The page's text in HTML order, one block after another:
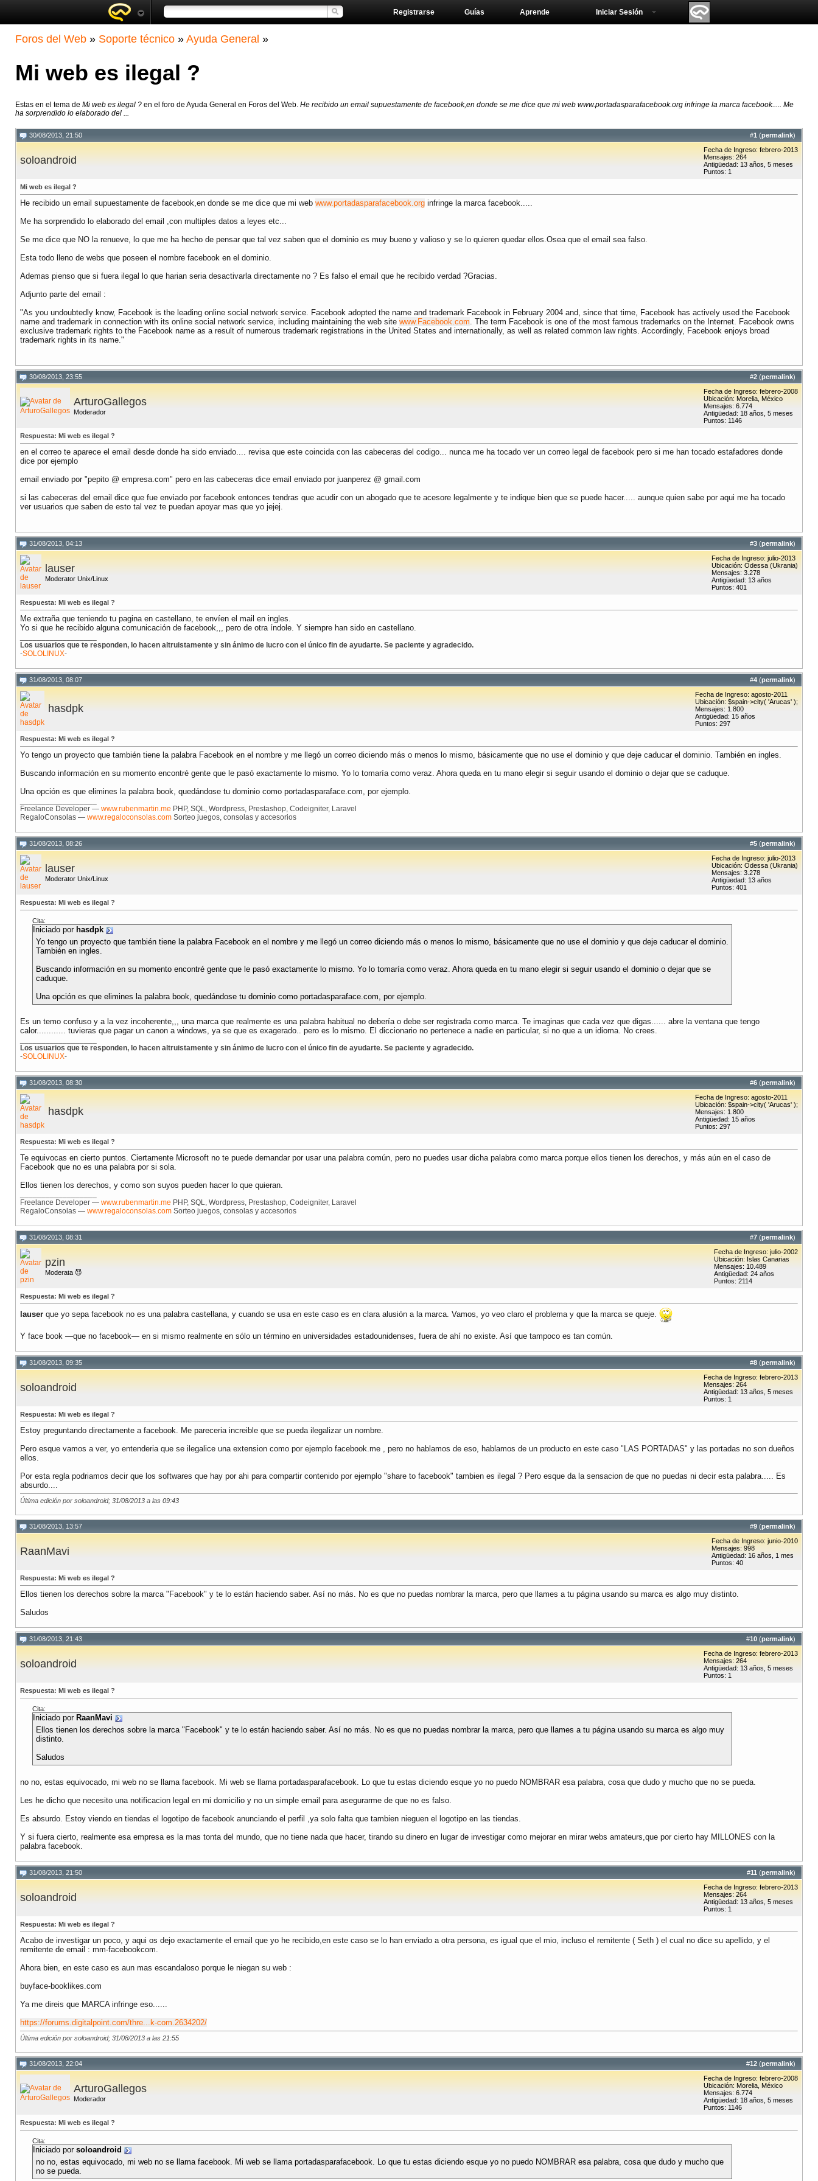
Aprende
Guías
Registrarse Iniciar Sesión
Foros del Web » Soporte técnico » Ayuda General »
Mi web es ilegal ?
Estas en el tema de Mi web es ilegal ? en el foro de Ayuda General en Foros del Web. He recibido un email supuestamente de facebook,en donde se me dice que mi web www.portadasparafacebook.org infringe la marca facebook..... Me
ha sorprendido lo elaborado del ...
#1 (permalink)
30/08/2013, 21:50
soloandroid
Fecha de Ingreso: febrero-2013
Mensajes: 264
Antigüedad: 13 años, 5 meses
Puntos: 1
Mi web es ilegal ?
He recibido un email supuestamente de facebook,en donde se me dice que mi web www.portadasparafacebook.org infringe la marca facebook.....
Me ha sorprendido lo elaborado del email ,con multiples datos a leyes etc...
Se me dice que NO la renueve, lo que me ha hecho de pensar que tal vez saben que el dominio es muy bueno y valioso y se lo quieren quedar ellos.Osea que el email sea falso.
Esta todo lleno de webs que poseen el nombre facebook en el dominio.
Ademas pienso que si fuera ilegal lo que harian seria desactivarla directamente no ? Es falso el email que he recibido verdad ?Gracias.
Adjunto parte del email :
"As you undoubtedly know, Facebook is the leading online social network service. Facebook adopted the name and trademark Facebook in February 2004 and, since that time, Facebook has actively used the Facebook
name and trademark in connection with its online social network service, including maintaining the web site www.Facebook.com. The term Facebook is one of the most famous trademarks on the Internet. Facebook owns
exclusive trademark rights to the Facebook name as a result of numerous trademark registrations in the United States and internationally, as well as related common law rights. Accordingly, Facebook enjoys broad
trademark rights in its name."
#2 (permalink)
30/08/2013, 23:55
ArturoGallegos
Moderador
Fecha de Ingreso: febrero-2008
Ubicación: Morelia, México
Mensajes: 6.774
Antigüedad: 18 años, 5 meses
Puntos: 1146
Respuesta: Mi web es ilegal ?
en el correo te aparece el email desde donde ha sido enviado.... revisa que este coincida con las cabeceras del codigo... nunca me ha tocado ver un correo legal de facebook pero si me han tocado estafadores donde
dice por ejemplo
email enviado por "pepito @ empresa.com" pero en las cabeceras dice email enviado por juanperez @ gmail.com
si las cabeceras del email dice que fue enviado por facebook entonces tendras que acudir con un abogado que te acesore legalmente y te indique bien que se puede hacer..... aunque quien sabe por aqui me ha tocado
ver usuarios que saben de esto tal vez te puedan apoyar mas que yo jejej.
#3 (permalink)
31/08/2013, 04:13
lauser
Moderator Unix/Linux
Fecha de Ingreso: julio-2013
Ubicación: Odessa (Ukrania)
Mensajes: 3.278
Antigüedad: 13 años
Puntos: 401
Respuesta: Mi web es ilegal ?
Me extraña que teniendo tu pagina en castellano, te envíen el mail en ingles.
Yo si que he recibido alguna comunicación de facebook,,, pero de otra índole. Y siempre han sido en castellano.
Los usuarios que te responden, lo hacen altruistamente y sin ánimo de lucro con el único fin de ayudarte. Se paciente y agradecido.
-SOLOLINUX-
#4 (permalink)
31/08/2013, 08:07
hasdpk
Fecha de Ingreso: agosto-2011
Ubicación: $spain->city( 'Arucas' );
Mensajes: 1.800
Antigüedad: 15 años
Puntos: 297
Respuesta: Mi web es ilegal ?
Yo tengo un proyecto que también tiene la palabra Facebook en el nombre y me llegó un correo diciendo más o menos lo mismo, básicamente que no use el dominio y que deje caducar el dominio. También en ingles.
Buscando información en su momento encontré gente que le pasó exactamente lo mismo. Yo lo tomaría como veraz. Ahora queda en tu mano elegir si seguir usando el dominio o dejar que se caduque.
Una opción es que elimines la palabra book, quedándose tu dominio como portadasparaface.com, por ejemplo.
Freelance Developer — www.rubenmartin.me PHP, SQL, Wordpress, Prestashop, Codeigniter, Laravel
RegaloConsolas — www.regaloconsolas.com Sorteo juegos, consolas y accesorios
#5 (permalink)
31/08/2013, 08:26
lauser
Moderator Unix/Linux
Fecha de Ingreso: julio-2013
Ubicación: Odessa (Ukrania)
Mensajes: 3.278
Antigüedad: 13 años
Puntos: 401
Respuesta: Mi web es ilegal ?
Cita:
Iniciado por hasdpk
Yo tengo un proyecto que también tiene la palabra Facebook en el nombre y me llegó un correo diciendo más o menos lo mismo, básicamente que no use el dominio y que deje caducar el dominio.
También en ingles.
Buscando información en su momento encontré gente que le pasó exactamente lo mismo. Yo lo tomaría como veraz. Ahora queda en tu mano elegir si seguir usando el dominio o dejar que se
caduque.
Una opción es que elimines la palabra book, quedándose tu dominio como portadasparaface.com, por ejemplo.
Es un temo confuso y a la vez incoherente,,, una marca que realmente es una palabra habitual no debería o debe ser registrada como marca. Te imaginas que cada vez que digas...... abre la ventana que tengo
calor............ tuvieras que pagar un canon a windows, ya se que es exagerado.. pero es lo mismo. El diccionario no pertenece a nadie en particular, si no que a un idioma. No crees.
Los usuarios que te responden, lo hacen altruistamente y sin ánimo de lucro con el único fin de ayudarte. Se paciente y agradecido.
-SOLOLINUX-
#6 (permalink)
31/08/2013, 08:30
hasdpk
Fecha de Ingreso: agosto-2011
Ubicación: $spain->city( 'Arucas' );
Mensajes: 1.800
Antigüedad: 15 años
Puntos: 297
Respuesta: Mi web es ilegal ?
Te equivocas en cierto puntos. Ciertamente Microsoft no te puede demandar por usar una palabra común, pero no puedes usar dicha palabra como marca porque ellos tienen los derechos, y más aún en el caso de
Facebook que no es una palabra por si sola.
Ellos tienen los derechos, y como son suyos pueden hacer lo que quieran.
Freelance Developer — www.rubenmartin.me PHP, SQL, Wordpress, Prestashop, Codeigniter, Laravel
RegaloConsolas — www.regaloconsolas.com Sorteo juegos, consolas y accesorios
#7 (permalink)
31/08/2013, 08:31
pzin
Moderata 😈
Fecha de Ingreso: julio-2002
Ubicación: Islas Canarias
Mensajes: 10.489
Antigüedad: 24 años
Puntos: 2114
Respuesta: Mi web es ilegal ?
lauser que yo sepa facebook no es una palabra castellana, y cuando se usa en este caso es en clara alusión a la marca. Vamos, yo veo claro el problema y que la marca se queje.
Y face book —que no facebook— en si mismo realmente en sólo un término en universidades estadounidenses, fuera de ahí no existe. Así que tampoco es tan común.
#8 (permalink)
31/08/2013, 09:35
soloandroid
Fecha de Ingreso: febrero-2013
Mensajes: 264
Antigüedad: 13 años, 5 meses
Puntos: 1
Respuesta: Mi web es ilegal ?
Estoy preguntando directamente a facebook. Me pareceria increible que se pueda ilegalizar un nombre.
Pero esque vamos a ver, yo entenderia que se ilegalice una extension como por ejemplo facebook.me , pero no hablamos de eso, hablamos de un producto en este caso "LAS PORTADAS" y las portadas no son dueños
ellos.
Por esta regla podriamos decir que los softwares que hay por ahi para compartir contenido por ejemplo "share to facebook" tambien es ilegal ? Pero esque da la sensacion de que no puedas ni decir esta palabra..... Es
absurdo....
Última edición por soloandroid; 31/08/2013 a las 09:43
#9 (permalink)
31/08/2013, 13:57
RaanMavi
Fecha de Ingreso: junio-2010
Mensajes: 998
Antigüedad: 16 años, 1 mes
Puntos: 40
Respuesta: Mi web es ilegal ?
Ellos tienen los derechos sobre la marca "Facebook" y te lo están haciendo saber. Así no más. No es que no puedas nombrar la marca, pero que llames a tu página usando su marca es algo muy distinto.
Saludos
#10 (permalink)
31/08/2013, 21:43
soloandroid
Fecha de Ingreso: febrero-2013
Mensajes: 264
Antigüedad: 13 años, 5 meses
Puntos: 1
Respuesta: Mi web es ilegal ?
Cita:
Iniciado por RaanMavi
Ellos tienen los derechos sobre la marca "Facebook" y te lo están haciendo saber. Así no más. No es que no puedas nombrar la marca, pero que llames a tu página usando su marca es algo muy
distinto.
Saludos
no no, estas equivocado, mi web no se llama facebook. Mi web se llama portadasparafacebook. Lo que tu estas diciendo esque yo no puedo NOMBRAR esa palabra, cosa que dudo y mucho que no se pueda.
Les he dicho que necesito una notificacion legal en mi domicilio y no un simple email para asegurarme de que no es falso.
Es absurdo. Estoy viendo en tiendas el logotipo de facebook anunciando el perfil ,ya solo falta que tambien nieguen el logotipo en las tiendas.
Y si fuera cierto, realmente esa empresa es la mas tonta del mundo, que no tiene nada que hacer, tirando su dinero en lugar de investigar como mejorar en mirar webs amateurs,que por cierto hay MILLONES con la
palabra facebook.
#11 (permalink)
31/08/2013, 21:50
soloandroid
Fecha de Ingreso: febrero-2013
Mensajes: 264
Antigüedad: 13 años, 5 meses
Puntos: 1
Respuesta: Mi web es ilegal ?
Acabo de investigar un poco, y aqui os dejo exactamente el email que yo he recibido,en este caso se lo han enviado a otra persona, es igual que el mio, incluso el remitente ( Seth ) el cual no dice su apellido, y el
remitente de email : mm-facebookcom.
Ahora bien, en este caso es aun mas escandaloso porque le niegan su web :
buyface-booklikes.com
Ya me direis que MARCA infringe eso......
https://forums.digitalpoint.com/thre...k-com.2634202/
Última edición por soloandroid; 31/08/2013 a las 21:55
#12 (permalink)
31/08/2013, 22:04
ArturoGallegos
Moderador
Fecha de Ingreso: febrero-2008
Ubicación: Morelia, México
Mensajes: 6.774
Antigüedad: 18 años, 5 meses
Puntos: 1146
Respuesta: Mi web es ilegal ?
Cita:
Iniciado por soloandroid
no no, estas equivocado, mi web no se llama facebook. Mi web se llama portadasparafacebook. Lo que tu estas diciendo esque yo no puedo NOMBRAR esa palabra, cosa que dudo y mucho que
no se pueda.